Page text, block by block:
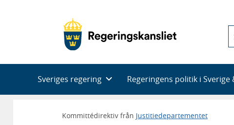
Sveriges regering Regeringens politik i Sverige
Kommittédirektiv från Justitiedepartementet